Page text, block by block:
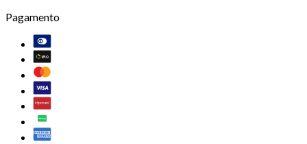
Pagamento